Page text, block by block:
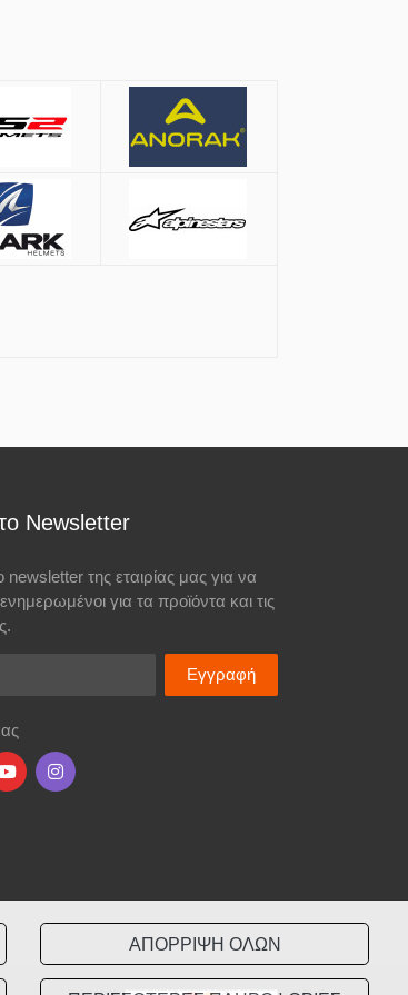
Newsletter
newsletter της εταιρίας μας για να
για τα προϊόντα και τις
Εγγραφή
ΑΠΟΡΡΙΨΗ ΟΛΩΝ